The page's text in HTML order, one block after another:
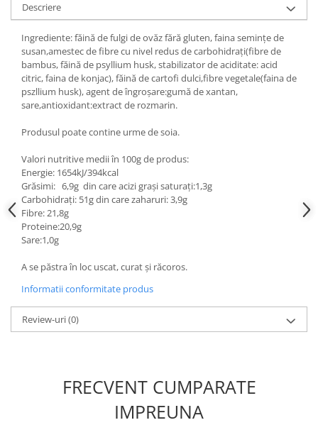
Descriere
Ingrediente: făină de fulgi de ovăz fără gluten, faina semințe de
susan,amestec de fibre cu nivel redus de carbohidrați(fibre de
bambus, făină de psyllium husk, stabilizator de aciditate: acid
citric, faina de konjac), făină de cartofi dulci,fibre vegetale(faina de
pszllium husk), agent de îngroșare:gumă de xantan,
sare,antioxidant:extract de rozmarin.
Produsul poate contine urme de soia.
Valori nutritive medii în 100g de produs:
Energie: 1654kJ/394kcal
Grăsimi: 6,9g din care acizi grași saturați:1,3g
Carbohidrați: 51g din care zaharuri: 3,9g
Fibre: 21,8g
Proteine:20,9g
Sare:1,0g
A se păstra în loc uscat, curat și răcoros.
Informatii conformitate produs
Review-uri(0)
FRECVENT CUMPARATE
IMPREUNA